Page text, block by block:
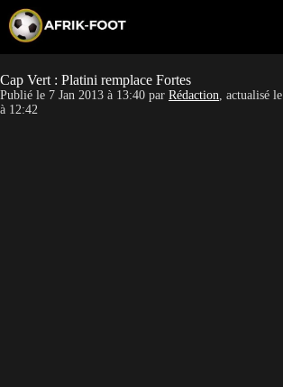
p
o
c
CAN féminine
Cap Vert : Platini remplace Fortes
Publié le 7 Jan 2013 à 13:40 par Rédaction, actualisé le
à 12:42